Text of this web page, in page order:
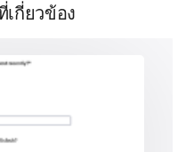
กี่ยวข้อง